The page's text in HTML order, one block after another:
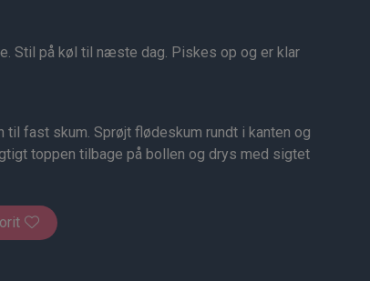
Stil på køl til næste dag. Piskes op og er klar
fast skum. Sprøjt flødeskum rundt i kanten og
toppen tilbage på bollen og drys med sigtet